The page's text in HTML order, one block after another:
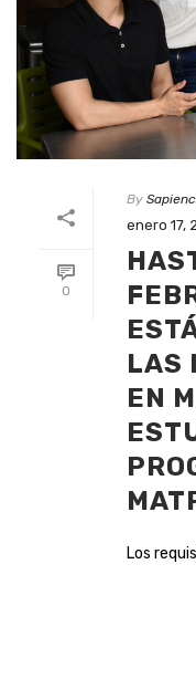
0
By
enero 17,
LAS
EN
Los